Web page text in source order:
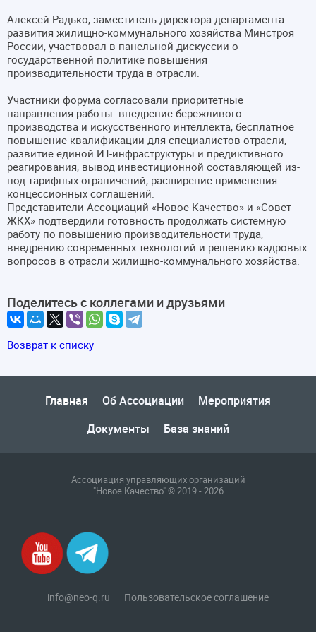
Алексей Радько, заместитель директора департамента
развития жилищно-коммунального хозяйства Минстроя
России, участвовал в панельной дискуссии о
государственной политике повышения
производительности труда в отрасли.
Участники форума согласовали приоритетные
направления работы: внедрение бережливого
производства и искусственного интеллекта, бесплатное
повышение квалификации для специалистов отрасли,
развитие единой ИТ-инфраструктуры и предиктивного
реагирования, вывод инвестиционной составляющей из-
под тарифных ограничений, расширение применения
концессионных соглашений.
Представители Ассоциаций «Новое Качество» и «Совет
ЖКХ» подтвердили готовность продолжать системную
работу по повышению производительности труда,
внедрению современных технологий и решению кадровых
вопросов в отрасли жилищно-коммунального хозяйства.
Поделитесь с коллегами и друзьями
Возврат к списку
Главная Об Ассоциации
Мероприятия
Документы
База знаний
Ассоциация управляющих организаций
"Новое Качество" © 2019 - 2026
info@neo-q.ru Пользовательское соглашение